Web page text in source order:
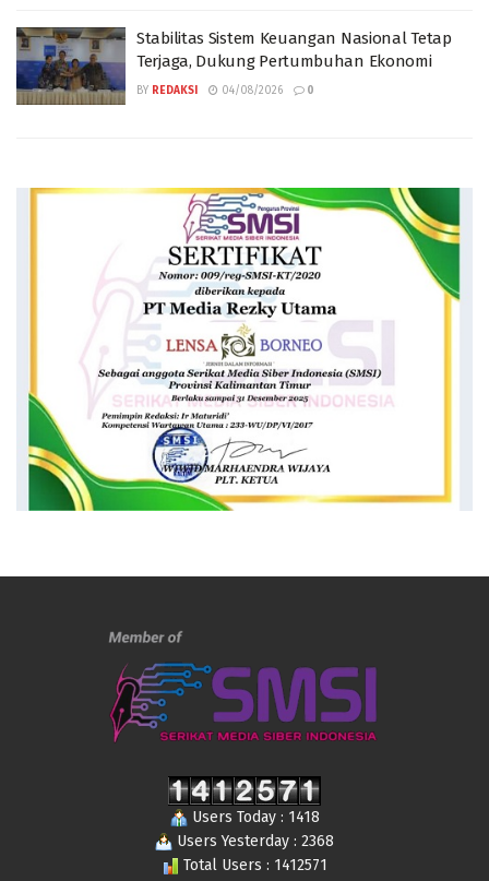
Stabilitas Sistem Keuangan Nasional Tetap
Terjaga, Dukung Pertumbuhan Ekonomi
BY REDAKSI 04/08/2026 0
Users Today : 1418
Users Yesterday : 2368
Total Users : 1412571